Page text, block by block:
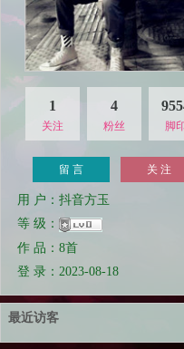
1
关注
4
粉丝 脚
留 言 关 注
用 户：抖音方玉
等 级：
作 品：8首
登 录：2023-08-18
最近访客